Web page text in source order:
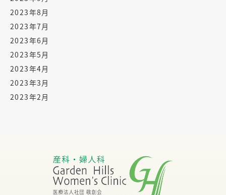
2023年8月
2023年7月
2023年6月
2023年5月
2023年4月
2023年3月
2023年2月